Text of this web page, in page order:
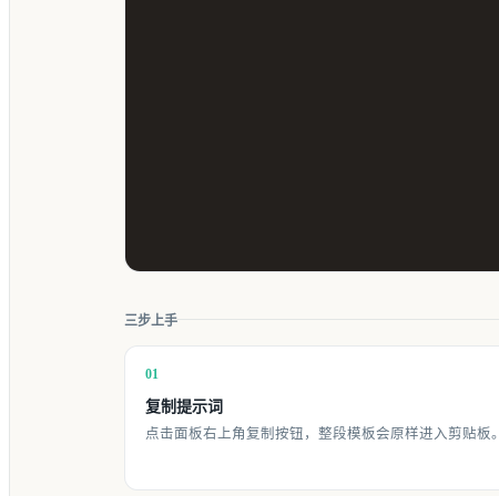
三步上手
01
复制提示词
点击面板右上角复制按钮，整段模板会原样进入剪贴板。